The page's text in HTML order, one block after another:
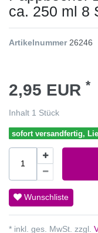
ca. 250 ml 8
Artikelnummer 26246
2,95 EUR *
Inhalt 1 Stück
sofort versandfertig,
Wunschliste
* inkl. ges. MwSt. zzgl.